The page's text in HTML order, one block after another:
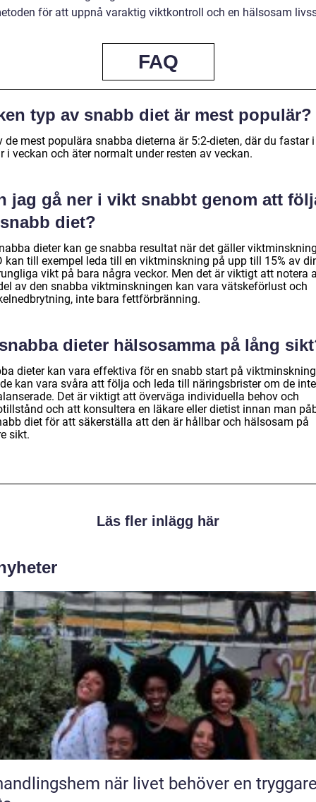
för att uppnå varaktig viktkontroll och en hälsosam
FAQ
typ av snabb diet är mest populär?
de mest populära snabba dieterna är 5:2-dieten, där du fastar
i veckan och äter normalt under resten av veckan.
jag gå ner i vikt snabbt genom att
diet?
dieter kan ge snabba resultat när det gäller
kan till exempel leda till en viktminskning på upp till 15% av
vikt på bara några veckor. Men det är viktigt att notera
av den snabba viktminskningen kan vara vätskeförlust och
inte bara fettförbränning.
dieter hälsosamma på lång
dieter kan vara effektiva för en snabb start på
kan vara svåra att följa och leda till näringsbrister om de
Det är viktigt att överväga individuella behov och
och att konsultera en läkare eller dietist innan man
diet för att säkerställa att den är hållbar och hälsosam på
sikt.
Läs fler inlägg här
när livet behöver en tryggare